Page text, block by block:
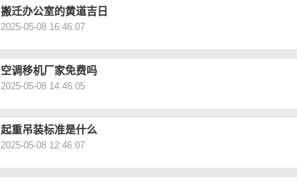
搬迁办公室的黄道吉日
2025-05-08 16:46:07
空调移机厂家免费吗
2025-05-08 14:46:05
起重吊装标准是什么
2025-05-08 12:46:07